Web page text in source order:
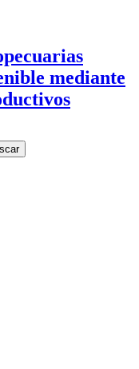
mediante